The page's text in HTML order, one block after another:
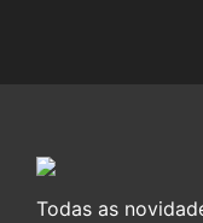
Todas as